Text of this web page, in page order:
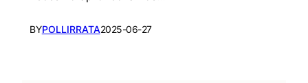
BYPOLLIRRATA2025-06-27